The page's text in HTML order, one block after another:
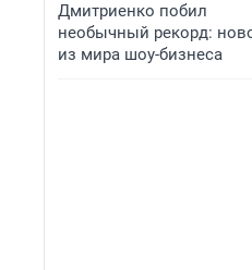
Дмитриенко побил
необычный рекорд:
из мира шоу-бизнеса